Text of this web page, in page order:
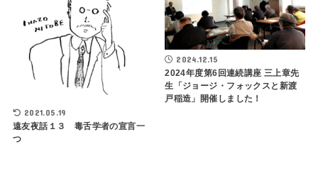
2021.05.19
遠友夜話１３ 毒舌学者の宣言一
つ
2024.12.15
2024年度第6回連続講座 三上章先
生「ジョージ・フォックスと新渡
戸稲造」開催しました！